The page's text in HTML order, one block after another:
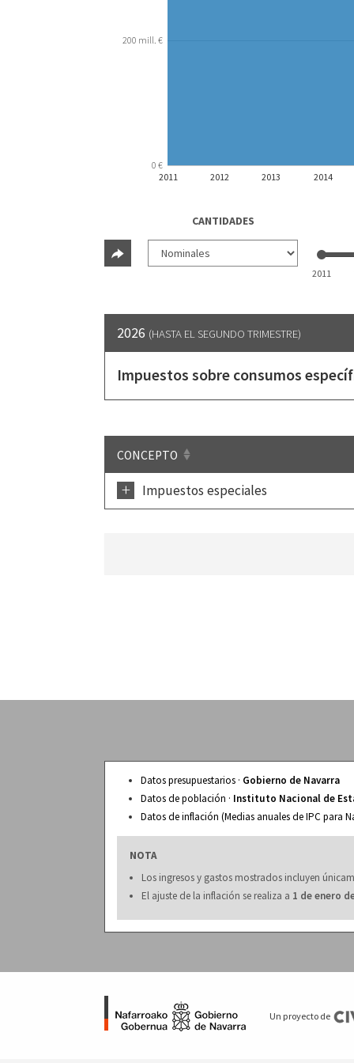
2011 2012 2013 2014
0 €
200 mill. €
CANTIDADES
2011
2026 (HASTA EL SEGUNDO TRIMESTRE)
Impuestos sobre consumos
CONCEPTO
+ Impuestos especiales
Datos presupuestarios · Gobierno de Navarra
Datos de población · Instituto Nacional de
Datos de inflación (Medias anuales de IPC para
NOTA
Los ingresos y gastos mostrados incluyen
El ajuste de la inflación se realiza a 1 de enero
Un proyecto de